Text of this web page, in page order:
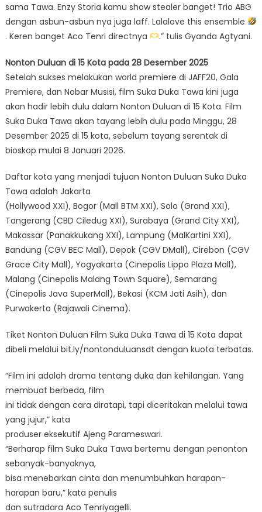
sama Tawa. Enzy Storia kamu show stealer banget! Trio ABG
dengan asbun-asbun nya juga laff. Lalalove this ensemble
. Keren banget Aco Tenri directnya
.” tulis Gyanda Agtyani.
Nonton Duluan di 15 Kota pada 28 Desember 2025
Setelah sukses melakukan world premiere di JAFF20, Gala
Premiere, dan Nobar Musisi, film Suka Duka Tawa kini juga
akan hadir lebih dulu dalam Nonton Duluan di 15 Kota. Film
Suka Duka Tawa akan tayang lebih dulu pada Minggu, 28
Desember 2025 di 15 kota, sebelum tayang serentak di
bioskop mulai 8 Januari 2026.
Daftar kota yang menjadi tujuan Nonton Duluan Suka Duka
Tawa adalah Jakarta
(Hollywood XXI), Bogor (Mall BTM XXI), Solo (Grand XXI),
Tangerang (CBD Ciledug XXI), Surabaya (Grand City XXI),
Makassar (Panakkukang XXI), Lampung (MalKartini XXI),
Bandung (CGV BEC Mall), Depok (CGV DMall), Cirebon (CGV
Grace City Mall), Yogyakarta (Cinepolis Lippo Plaza Mall),
Malang (Cinepolis Malang Town Square), Semarang
(Cinepolis Java SuperMall), Bekasi (KCM Jati Asih), dan
Purwokerto (Rajawali Cinema).
Tiket Nonton Duluan Film Suka Duka Tawa di 15 Kota dapat
dibeli melalui bit.ly/nontonduluansdt dengan kuota terbatas.
“Film ini adalah drama tentang duka dan kehilangan. Yang
membuat berbeda, film
ini tidak dengan cara diratapi, tapi diceritakan melalui tawa
yang jujur,” kata
produser eksekutif Ajeng Parameswari.
“Berharap film Suka Duka Tawa bertemu dengan penonton
sebanyak-banyaknya,
bisa menebarkan cinta dan menumbuhkan harapan-
harapan baru,” kata penulis
dan sutradara Aco Tenriyagelli.